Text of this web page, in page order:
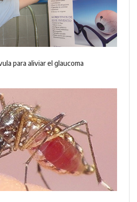
para aliviar el glaucoma